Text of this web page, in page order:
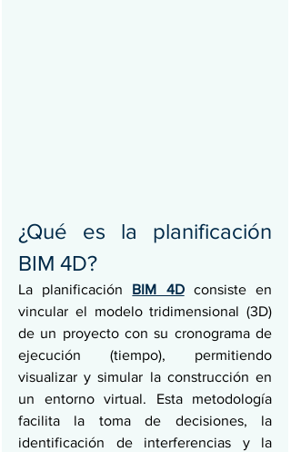
¿Qué es la planificación
BIM 4D?
La planificación BIM 4D consiste en
vincular el modelo tridimensional (3D)
de un proyecto con su cronograma de
ejecución (tiempo), permitiendo
visualizar y simular la construcción en
un entorno virtual. Esta metodología
facilita la toma de decisiones, la
identificación de interferencias y la